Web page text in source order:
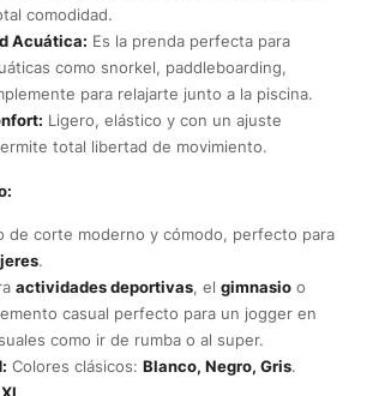
comodidad.
Acuática: Es la prenda perfecta para
como snorkel, paddleboarding,
para relajarte junto a la piscina.
Ligero, elástico y con un ajuste
total libertad de movimiento.
de corte moderno y cómodo, perfecto para
.
actividades deportivas, el gimnasio o
casual perfecto para un jogger en
como ir de rumba o al super.
Colores clásicos: Blanco, Negro, Gris.